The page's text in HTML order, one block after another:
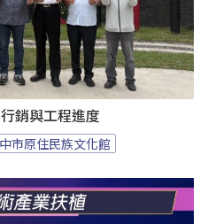
銷與工程進度
市原住民族文化館